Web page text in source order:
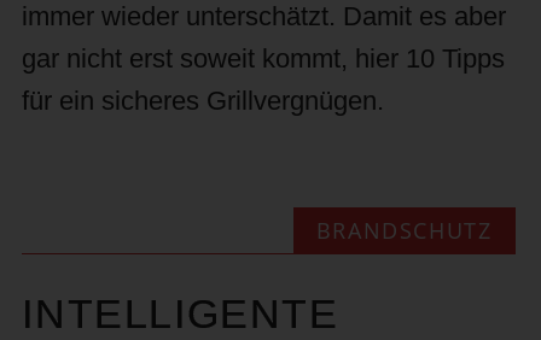
immer wieder unterschätzt. Damit es aber
gar nicht erst soweit kommt, hier 10 Tipps
für ein sicheres Grillvergnügen.
BRANDSCHUTZ
INTELLIGENTE